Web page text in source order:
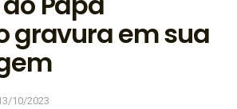
gravura em sua
10/2023